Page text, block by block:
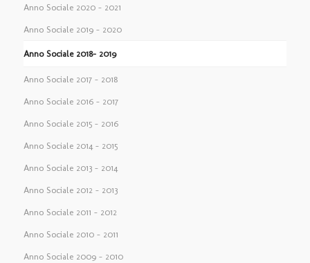
Anno Sociale 2020 – 2021
Anno Sociale 2019 – 2020
Anno Sociale 2018– 2019
Anno Sociale 2017 – 2018
Anno Sociale 2016 – 2017
Anno Sociale 2015 – 2016
Anno Sociale 2014 – 2015
Anno Sociale 2013 – 2014
Anno Sociale 2012 – 2013
Anno Sociale 2011 – 2012
Anno Sociale 2010 – 2011
Anno Sociale 2009 – 2010